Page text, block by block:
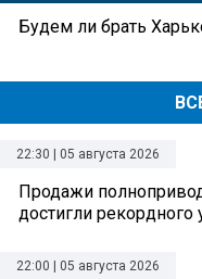
Будем ли брать
22:30 | 05 августа 2026
Продажи
достигли рекордного
22:00 | 05 августа 2026